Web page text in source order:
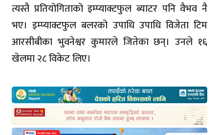
त्यस्तै प्रतियोगिताको इम्प्याक्टफुल ब्याटर पनि वैभव नै
भए। इम्प्याक्टफुल बलरको उपाधि उपाधि विजेता टिम
आरसीबीका भुवनेश्वर कुमारले जितेका छन्। उनले १६
खेलमा २८ विकेट लिए।